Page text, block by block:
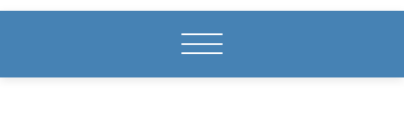
01.85.09.35.01